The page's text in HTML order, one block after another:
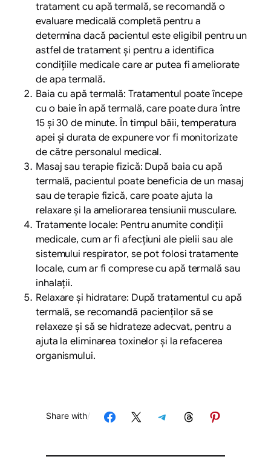
tratament cu apă termală, se recomandă o
evaluare medicală completă pentru a
determina dacă pacientul este eligibil pentru un
astfel de tratament și pentru a identifica
condițiile medicale care ar putea fi ameliorate
de apa termală.
Baia cu apă termală: Tratamentul poate începe
cu o baie în apă termală, care poate dura între
15 și 30 de minute. În timpul băii, temperatura
apei și durata de expunere vor fi monitorizate
de către personalul medical.
Masaj sau terapie fizică: După baia cu apă
termală, pacientul poate beneficia de un masaj
sau de terapie fizică, care poate ajuta la
relaxare și la ameliorarea tensiunii musculare.
Tratamente locale: Pentru anumite condiții
medicale, cum ar fi afecțiuni ale pielii sau ale
sistemului respirator, se pot folosi tratamente
locale, cum ar fi comprese cu apă termală sau
inhalații.
Relaxare și hidratare: După tratamentul cu apă
termală, se recomandă pacienților să se
relaxeze și să se hidrateze adecvat, pentru a
ajuta la eliminarea toxinelor și la refacerea
organismului.
Share with/ Share on Facebook
Share on X Share on TelegramShare on ThreadsShare on Pinterest